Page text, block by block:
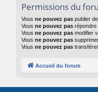
Permissions du
Vous ne pouvez pas publier
Vous ne pouvez pas répondre
Vous ne pouvez pas modifier
Vous ne pouvez pas
Vous ne pouvez pas
Accueil du forum